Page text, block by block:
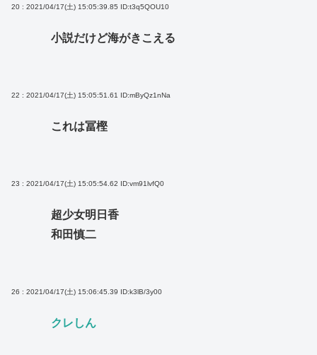
20 : 2021/04/17(土) 15:05:39.85 ID:t3q5QOU10
小説だけど海がきこえる
22 : 2021/04/17(土) 15:05:51.61 ID:mByQz1nNa
これは冨樫
23 : 2021/04/17(土) 15:05:54.62 ID:vm91lvfQ0
超少女明日香
和田慎二
26 : 2021/04/17(土) 15:06:45.39 ID:k3lB/3y00
クレしん